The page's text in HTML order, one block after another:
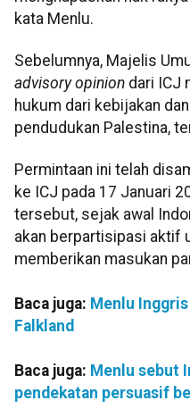
kata Menlu.
Sebelumnya, Majelis
advisory opinion dari ICJ
hukum dari kebijakan
pendudukan Palestina,
Permintaan ini telah
ke ICJ pada 17 Januari
tersebut, sejak awal
akan berpartisipasi aktif
memberikan masukan
Baca juga: Menlu
Falkland
Baca juga: Menlu sebut
pendekatan persuasif